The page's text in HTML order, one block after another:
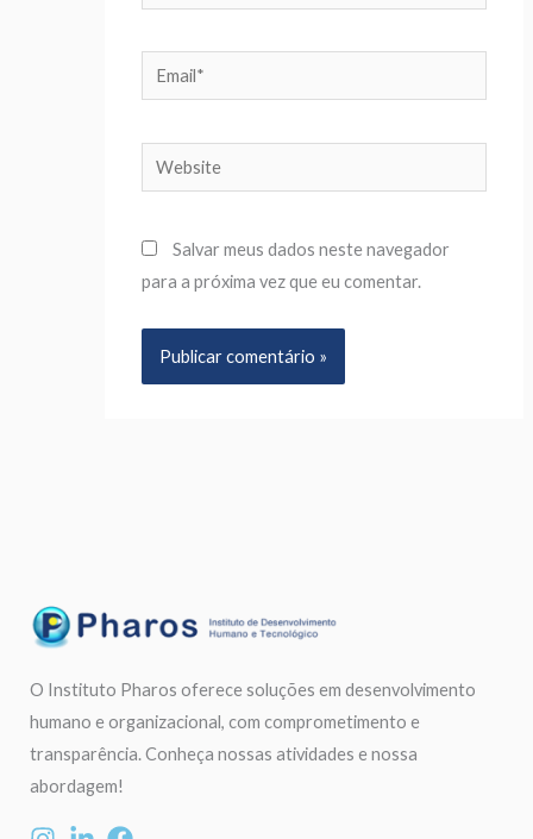
Email*
Website
Salvar meus dados neste navegador
para a próxima vez que eu comentar.
O Instituto Pharos oferece soluções em desenvolvimento
humano e organizacional, com comprometimento e
transparência. Conheça nossas atividades e nossa
abordagem!